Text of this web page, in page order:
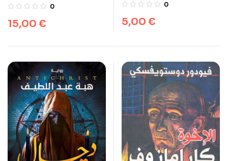
0
15,00 €
0
5,00 €